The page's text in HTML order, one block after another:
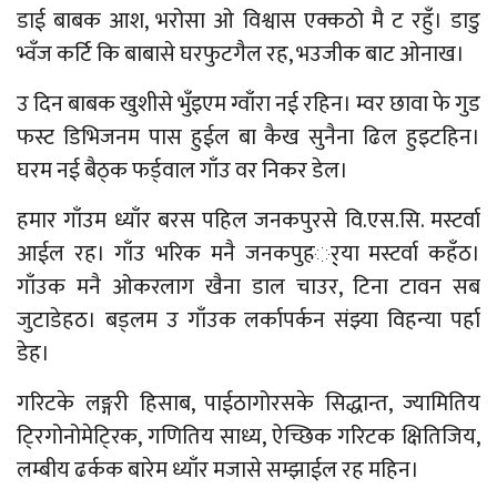
डाई बाबक आश, भरोसा ओ विश्वास एक्कठो मै ट रहुँ। डाडु
भ्वँज कर्टि कि बाबासे घरफुटगैल रह, भउजीक बाट ओनाख।
उ दिन बाबक खुशीसे भुँइएम ग्वाँरा नई रहिन। म्वर छावा फे गुड
फस्ट डिभिजनम पास हुईल बा कैख सुनैना ढिल हुइटहिन।
घरम नई बैठ्क फर्ड्वाल गाँउ वर निकर डेल।
हमार गाँउम ध्याँर बरस पहिल जनकपुरसे वि.एस.सि. मस्टर्वा
आईल रह। गाँउ भरिक मनै जनकपुहर््या मस्टर्वा कहँठ।
गाँउक मनै ओकरलाग खैना डाल चाउर, टिना टावन सब
जुटाडेहठ। बड्लम उ गाँउक लर्कापर्कन संझ्या विहन्या पर्हा
डेह।
गरिटके लङ्गरी हिसाब, पाईठागोरसके सिद्धान्त, ज्यामितिय
टि्रगोनोमेटि्रक, गणितिय साध्य, ऐच्छिक गरिटक क्षितिजिय,
लम्बीय ढर्कक बारेम ध्याँर मजासे सम्झाईल रह महिन।